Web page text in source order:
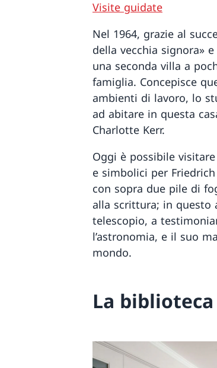
Visite guidate
Nel 1964, grazie al
della vecchia signora»
una seconda villa a
famiglia. Concepisce
ambienti di lavoro, lo
ad abitare in questa
Charlotte Kerr.
Oggi è possibile
e simbolici per
con sopra due pile di
alla scrittura; in questo
telescopio, a
l’astronomia, e il suo
mondo.
La biblioteca